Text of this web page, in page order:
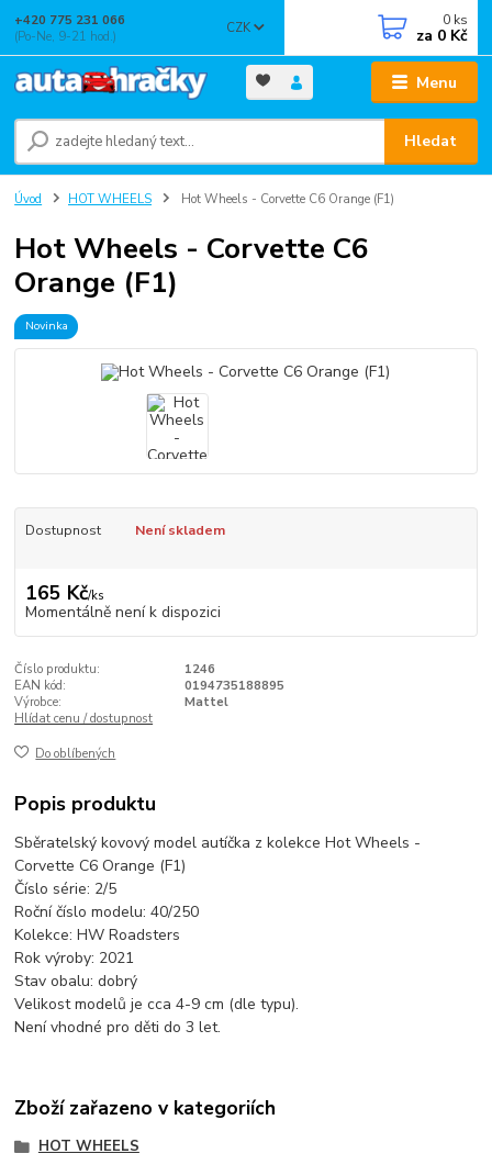
Menu
CZK
Hledat
+420 775 231 066
(Po-Ne, 9-21 hod.)
0 ks
za 0 Kč
Úvod HOT WHEELS Hot Wheels - Corvette C6 Orange (F1)
Hot Wheels - Corvette C6
Orange (F1)
Novinka
Dostupnost Není skladem
165 Kč/ks
Momentálně není k dispozici
Číslo produktu:
1246
EAN kód:
0194735188895
Výrobce:
Mattel
Hlídat cenu / dostupnost
Do oblíbených
Popis produktu
Sběratelský kovový model autíčka z kolekce Hot Wheels -
Corvette C6 Orange (F1)
Číslo série: 2/5
Roční číslo modelu: 40/250
Kolekce: HW Roadsters
Rok výroby: 2021
Stav obalu: dobrý
Velikost modelů je cca 4-9 cm (dle typu).
Není vhodné pro děti do 3 let.
Zboží zařazeno v kategoriích
HOT WHEELS